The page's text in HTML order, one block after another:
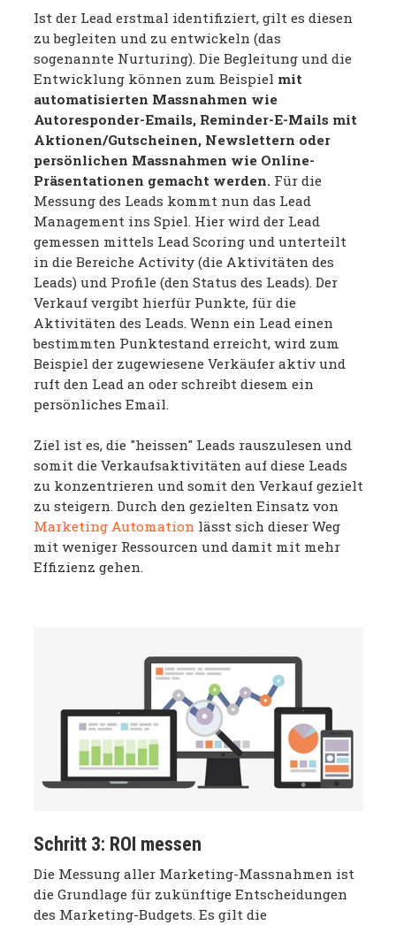
Ist der Lead erstmal identifiziert, gilt es diesen
zu begleiten und zu entwickeln (das
sogenannte Nurturing). Die Begleitung und die
Entwicklung können zum Beispiel mit
automatisierten Massnahmen wie
Autoresponder-Emails, Reminder-E-Mails mit
Aktionen/Gutscheinen, Newslettern oder
persönlichen Massnahmen wie Online-
Präsentationen gemacht werden.Für die
Messung des Leads kommt nun das Lead
Management ins Spiel. Hier wird der Lead
gemessen mittels Lead Scoring und unterteilt
in die Bereiche Activity (die Aktivitäten des
Leads) und Profile (den Status des Leads). Der
Verkauf vergibt hierfür Punkte, für die
Aktivitäten des Leads. Wenn ein Lead einen
bestimmten Punktestand erreicht, wird zum
Beispiel der zugewiesene Verkäufer aktiv und
ruft den Lead an oder schreibt diesem ein
persönliches Email.
Ziel ist es, die "heissen" Leads rauszulesen und
somit die Verkaufsaktivitäten auf diese Leads
zu konzentrieren und somit den Verkauf gezielt
zu steigern. Durch den gezielten Einsatz von
Marketing Automation lässt sich dieser Weg
mit weniger Ressourcen und damit mit mehr
Effizienz gehen.
Schritt 3: ROI messen
Die Messung aller Marketing-Massnahmen ist
die Grundlage für zukünftige Entscheidungen
des Marketing-Budgets. Es gilt die